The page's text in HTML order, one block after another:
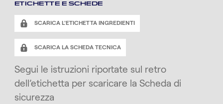
ETICHETTE E SCHEDE
SCARICA L'ETICHETTA INGREDIENTI
SCARICA LA SCHEDA TECNICA
Segui le istruzioni riportate sul retro
dell’etichetta per scaricare la Scheda di
sicurezza